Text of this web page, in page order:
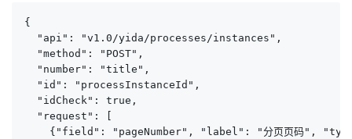
{
  "api": "v1.0/yida/processes/instances",
  "method": "POST",
  "number": "title",
  "id": "processInstanceId",
  "idCheck": true,
  "request": [
{"field": "pageNumber", "label": "分页页码",